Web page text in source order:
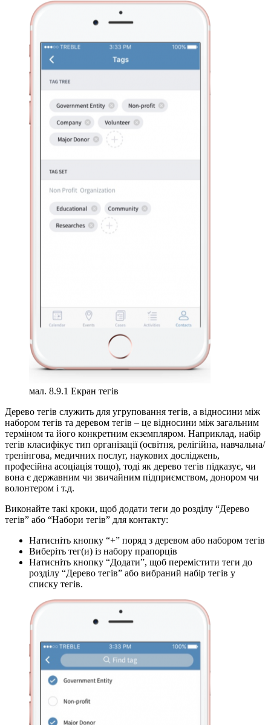
мал. 8.9.1 Екран тегів
Дерево тегів служить для угруповання тегів, а відносини між
набором тегів та деревом тегів – це відносини між загальним
терміном та його конкретним екземпляром. Наприклад, набір
тегів класифікує тип організації (освітня, релігійна, навчальна/
тренінгова, медичних послуг, наукових досліджень,
професійна асоціація тощо), тоді як дерево тегів підказує, чи
вона є державним чи звичайним підприємством, донором чи
волонтером і т.д.
Виконайте такі кроки, щоб додати теги до розділу “Дерево
тегів” або “Набори тегів” для контакту:
Натисніть кнопку “+” поряд з деревом або набором тегів
Виберіть тег(и) із набору прапорців
Натисніть кнопку “Додати”, щоб перемістити теги до
розділу “Дерево тегів” або вибраний набір тегів у
списку тегів.